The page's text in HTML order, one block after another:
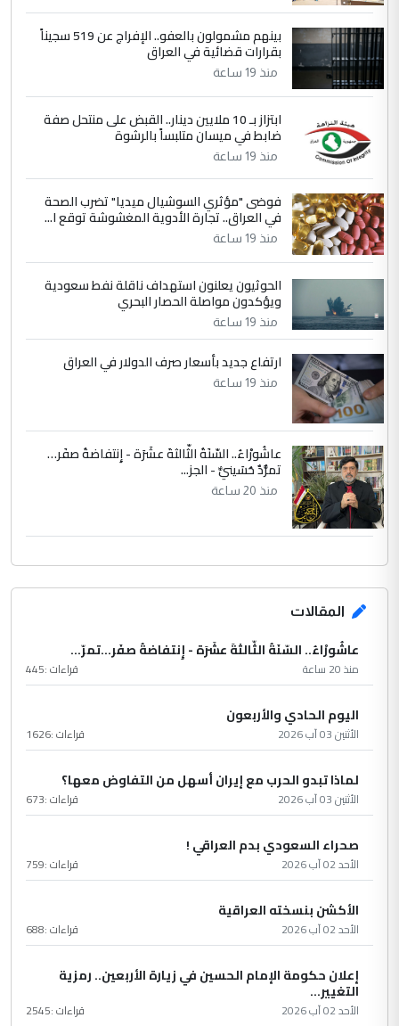
وثروات البلد يعتمد على الكفاءة ...
الموضوع :
بين الإهمال واغتصاب الأرض.. بلاد
الرافدين تعاني الجفاف والتصحر!!
التعليق : هذه الزيارة تنفع لبنان، دون الشعب
العراقي، الذي احترق بحر الصيف، في حين
حكومة الزيدي ...
الموضوع :
نواف سلام في بغداد.. "الفيول" مقابل
تصدير النفط العراقي
بينهم مشمولون بالعفو.. الإفراج عن 519 سجيناً
بقرارات قضائية في العراق
منذ 19 ساعة
ابتزاز بـ 10 ملايين دينار.. القبض على منتحل صفة
ضابط في ميسان متلبساً بالرشوة
منذ 19 ساعة
فوضى "مؤثري السوشيال ميديا" تضرب الصحة
في العراق.. تجارة الأدوية المغشوشة توقع ا...
منذ 19 ساعة
الحوثيون يعلنون استهداف ناقلة نفط سعودية
ويؤكدون مواصلة الحصار البحري
منذ 19 ساعة
ارتفاع جديد بأسعار صرف الدولار في العراق
منذ 19 ساعة
عاشُورْاءُ.. السّنَةُ الثّالثةَ عشَرَة - إِنتفاضةُ صفَر…
تمرُّدٌ حُسَينيٌّ - الجز...
منذ 20 ساعة
المقالات
عاشُورْاءُ.. السّنَةُ الثّالثةَ عشَرَة - إِنتفاضةُ صفَر…تمرّ...
منذ 20 ساعة قراءات :445
اليوم الحادي والأربعون
الأثنين 03 آب 2026 قراءات :1626
لماذا تبدو الحرب مع إيران أسهل من التفاوض معها؟
الأثنين 03 آب 2026 قراءات :673
صحراء السعودي بدم العراقي !
الأحد 02 آب 2026 قراءات :759
الأكشن بنسخته العراقية
الأحد 02 آب 2026 قراءات :688
إعلان حكومة الإمام الحسين في زيارة الأربعين.. رمزية
التغيير...
الأحد 02 آب 2026 قراءات :2545